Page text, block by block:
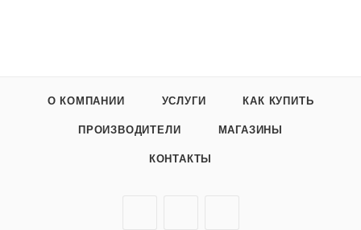
О КОМПАНИИ УСЛУГИ КАК КУПИТЬ
ПРОИЗВОДИТЕЛИ МАГАЗИНЫ
КОНТАКТЫ